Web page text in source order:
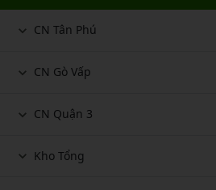
CN Tân Phú
CN Gò Vấp
CN Quận 3
Kho Tổng